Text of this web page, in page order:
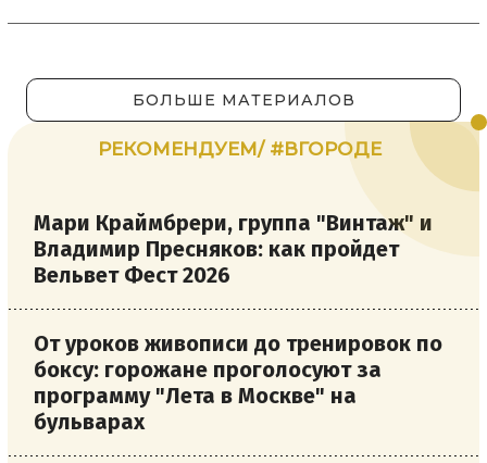
БОЛЬШЕ МАТЕРИАЛОВ
РЕКОМЕНДУЕМ/ #ВГОРОДЕ
Мари Краймбрери, группа "Винтаж" и
Владимир Пресняков: как пройдет
Вельвет Фест 2026
От уроков живописи до тренировок по
боксу: горожане проголосуют за
программу "Лета в Москве" на
бульварах